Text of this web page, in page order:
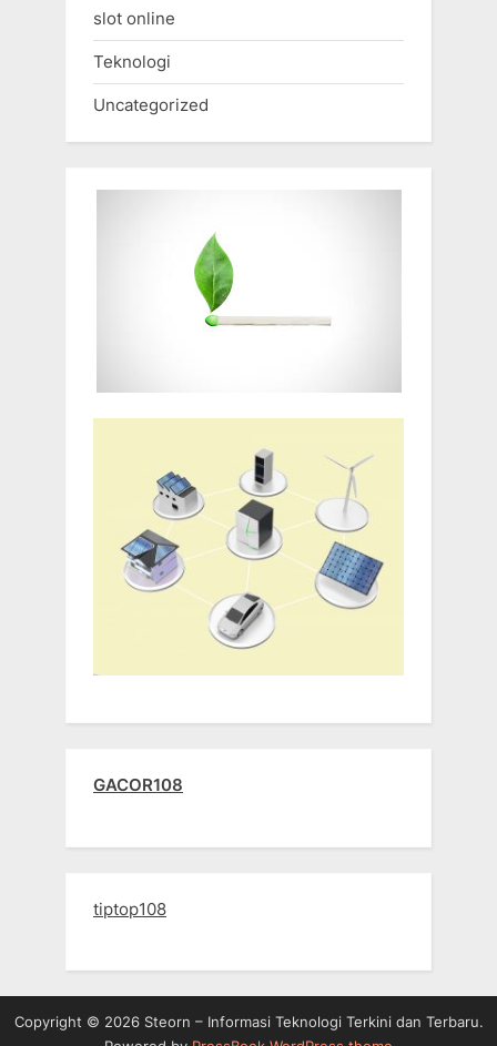
slot online
Teknologi
Uncategorized
GACOR108
tiptop108
Copyright © 2026 Steorn – Informasi Teknologi Terkini dan Terbaru.